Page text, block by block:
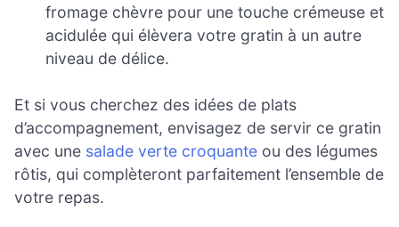
fromage chèvre pour une touche crémeuse et
acidulée qui élèvera votre gratin à un autre
niveau de délice.
Et si vous cherchez des idées de plats
d’accompagnement, envisagez de servir ce gratin
avec une salade verte croquante ou des légumes
rôtis, qui complèteront parfaitement l’ensemble de
votre repas.